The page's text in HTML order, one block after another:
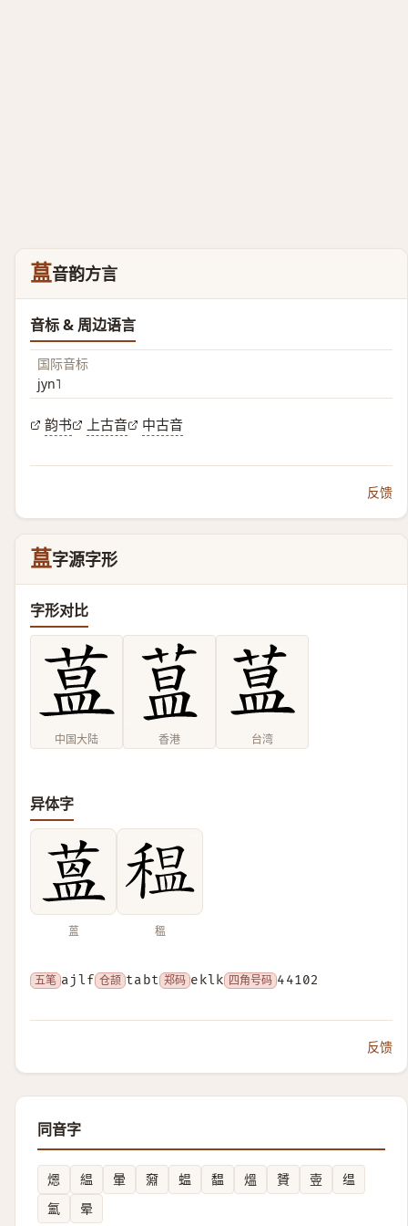
蒀音韵方言
音标 & 周边语言
国际音标
jyn˥
韵书 上古音 中古音
反馈
蒀字源字形
字形对比
中国大陆 香港 台湾
异体字
蒕 𥠺
五笔 ajlf 仓颉 tabt 郑码 eklk 四角号码 44102
反馈
同音字
煾 緼 暈 奫 蝹 馧 熅 贇 㚃
缊
氳
晕